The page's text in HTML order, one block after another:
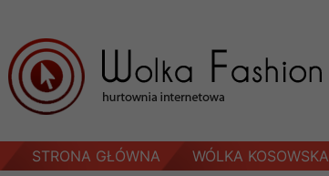
STRONA GŁÓWNA WÓLKA KOSOWSKA